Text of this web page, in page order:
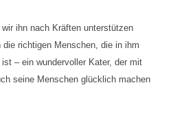
ihn nach Kräften unterstützen
richtigen Menschen, die in ihm
– ein wundervoller Kater, der mit
seine Menschen glücklich machen